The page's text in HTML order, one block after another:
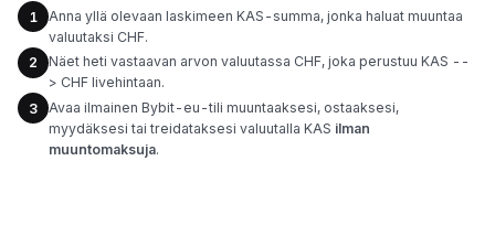
1
Anna yllä olevaan laskimeen KAS-summa, jonka haluat muuntaa
valuutaksi CHF.
2
Näet heti vastaavan arvon valuutassa CHF, joka perustuu KAS --
> CHF livehintaan.
3
Avaa ilmainen Bybit-eu-tili muuntaaksesi, ostaaksesi,
myydäksesi tai treidataksesi valuutalla KAS ilman
muuntomaksuja.